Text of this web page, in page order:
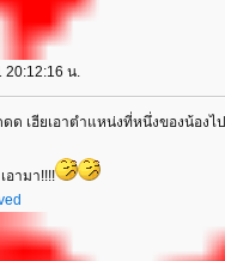
20:12:16 น.
เฮียเอาตำแหน่งที่หนึ่งของน้องไป
อามา!!!!